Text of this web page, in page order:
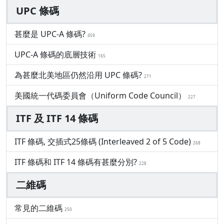
UPC 條碼
甚麼是 UPC-A 條碼? 459
UPC-A 條碼的底層技術 165
為甚麼北美地區仍然沿用 UPC 條碼? 271
美國統一代碼委員會（Uniform Code Council） 227
ITF 及 ITF 14 條碼
ITF 條碼, 交插式25條碼 (Interleaved 2 of 5 Code) 268
ITF 條碼和 ITF 14 條碼有甚麼分別? 228
二維碼
常見的二維碼 250